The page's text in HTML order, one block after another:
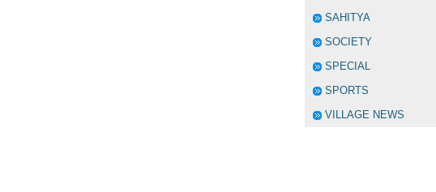
SAHITYA
SOCIETY
SPECIAL
SPORTS
VILLAGE NEWS